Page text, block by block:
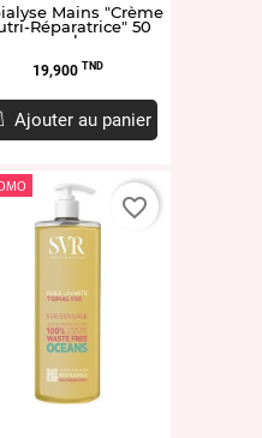
Mains "Crème
Réparatrice" 50
ml
Prix
19,900 TND
Ajouter au panier
favorite_border